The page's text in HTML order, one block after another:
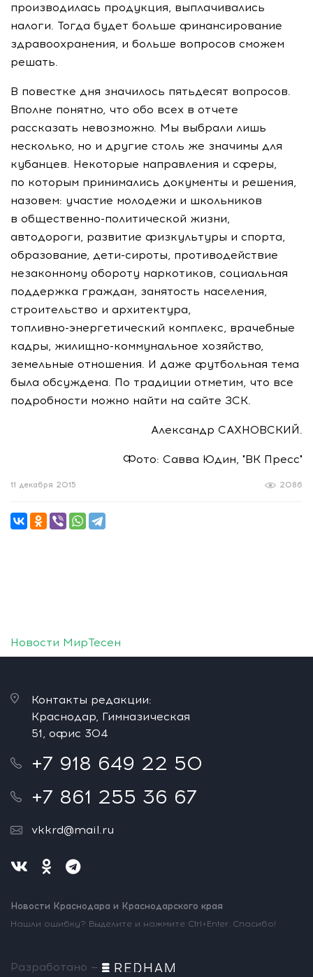
производилась продукция, выплачивались
налоги. Тогда будет больше финансирование
здравоохранения, и больше вопросов сможем
решать.
В повестке дня значилось пятьдесят вопросов.
Вполне понятно, что обо всех в отчете
рассказать невозможно. Мы выбрали лишь
несколько, но и другие столь же значимы для
кубанцев. Некоторые направления и сферы,
по которым принимались документы и решения,
назовем: участие молодежи и школьников
в общественно-политической жизни,
автодороги, развитие физкультуры и спорта,
образование, дети-сироты, противодействие
незаконному обороту наркотиков, социальная
поддержка граждан, занятость населения,
строительство и архитектура,
топливно-энергетический комплекс, врачебные
кадры, жилищно-коммунальное хозяйство,
земельные отношения. И даже футбольная тема
была обсуждена. По традиции отметим, что все
подробности можно найти на сайте ЗСК.
Александр САХНОВСКИЙ.
Фото: Савва Юдин, "ВК Пресс"
2086
11 декабря 2015
Новости МирТесен
Контакты редакции:
Краснодар, Гимназическая
51, офис 304
+7 918 649 22 50
+7 861 255 36 67
vkkrd@mail.ru
Новости Краснодара и Краснодарского края
Нашли ошибку? Выделите и нажмите Ctrl+Enter. Спасибо!
Разработано —